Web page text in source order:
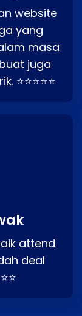
website
yang
masa
juga
attend
deal